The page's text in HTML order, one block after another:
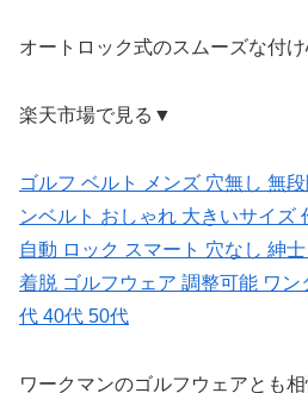
オートロック式のスムーズな付
楽天市場で見る▼
ゴルフ ベルト メンズ 穴無し 無
ンベルト おしゃれ 大きいサイズ
自動 ロック スマート 穴なし 紳
着脱 ゴルフウェア 調整可能 ワン
代 40代 50代
ワークマンのゴルフウェアとも